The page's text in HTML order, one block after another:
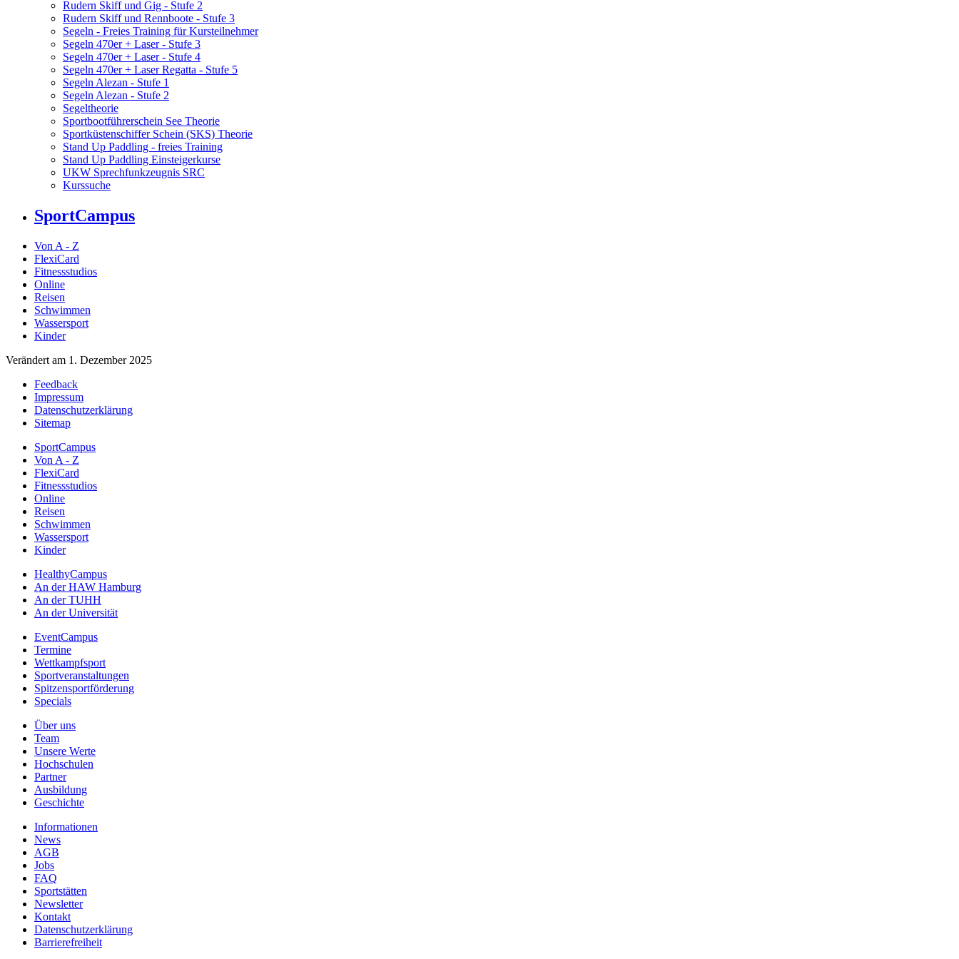
Rudern Skiff und Gig - Stufe 2
Rudern Skiff und Rennboote - Stufe 3
Segeln - Freies Training für Kursteilnehmer
Segeln 470er + Laser - Stufe 3
Segeln 470er + Laser - Stufe 4
Segeln 470er + Laser Regatta - Stufe 5
Segeln Alezan - Stufe 1
Segeln Alezan - Stufe 2
Segeltheorie
Sportbootführerschein See Theorie
Sportküstenschiffer Schein (SKS) Theorie
Stand Up Paddling - freies Training
Stand Up Paddling Einsteigerkurse
UKW Sprechfunkzeugnis SRC
Kurssuche
SportCampus
Von A - Z
FlexiCard
Fitnessstudios
Online
Reisen
Schwimmen
Wassersport
Kinder
Verändert am 1. Dezember 2025
Feedback
Impressum
Datenschutzerklärung
Sitemap
SportCampus
Von A - Z
FlexiCard
Fitnessstudios
Online
Reisen
Schwimmen
Wassersport
Kinder
HealthyCampus
An der HAW Hamburg
An der TUHH
An der Universität
EventCampus
Termine
Wettkampfsport
Sportveranstaltungen
Spitzensportförderung
Specials
Über uns
Team
Unsere Werte
Hochschulen
Partner
Ausbildung
Geschichte
Informationen
News
AGB
Jobs
FAQ
Sportstätten
Newsletter
Kontakt
Datenschutzerklärung
Barrierefreiheit